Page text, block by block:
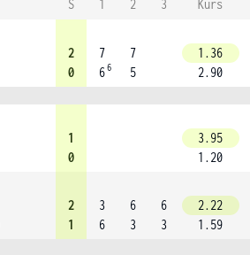
S 1 2 3
Kurs
2
0
7
66
7
5
1.36
2.90
1
0
3.95
1.20
2
1
3
6
6
3
6
3
2.22
1.59